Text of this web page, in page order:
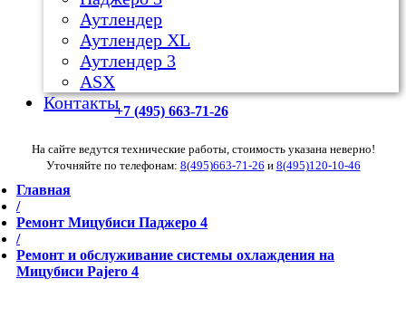
Аутлендер
Аутлендер ХL
Аутлендер 3
ASX
Контакты+7 (495) 663-71-26
На сайте ведутся технические работы, стоимость указана неверно!
Уточняйте по телефонам: 8(495)663-71-26 и 8(495)120-10-46
Главная
/
Ремонт Мицубиси Паджеро 4
/
Ремонт и обслуживание системы охлаждения на
Мицубиси Pajero 4